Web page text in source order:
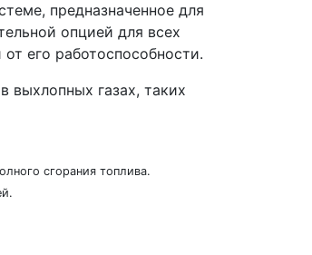
предназначенное для
опцией для всех
его работоспособности.
выхлопных газах, таких
сгорания топлива.